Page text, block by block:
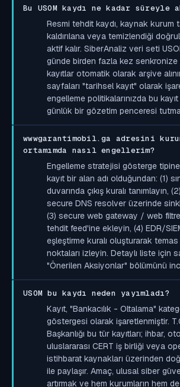
Bu USOM kaydı ne kadar
Resmi tehdit kaydı, kaynak kurum
kaldırılana veya temizlendiği
aktif kalır. SiberAnaliz veri seti
günde birden fazla kez senkronize
kayıtlar otomatik olarak arşive
sayfaları "tarihsel kayıt" olarak
engelleme politikalarınızda bu
günlük bir gözetim penceresi
wwwgarantimobil.ga adresini
ortamımda nasıl engellerim?
Engelleme stratejisi gösterge
kayıt bir alan adı olduğundan: (1)
duvarında çıkış kuralı tanımlayın,
secure DNS resolver üzerinde
(3) secure web gateway / web
tehdit feed'ine ekleyin, (4) EDR/
eşleştirme kuralı oluşturarak
noktaları izleyin. Detaylı liste için
"Önerilen Aksiyonlar" bölümünü
USOM bu kaydı neden yayımladı?
Kayıt, "Bankacılık - Oltalama"
göstergesi olarak işaretlenmiştir.
Başkanlığı bu tür kayıtları; ihbar,
uluslararası CERT iş birliği veya
istihbarat kaynakları üzerinden
ile paylaşır. Amaç, ulusal siber
artırmak ve hem kurumların hem